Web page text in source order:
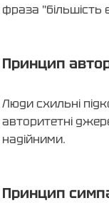
фраза
Принцип
Люди схильні
авторитетні
надійними.
Принцип